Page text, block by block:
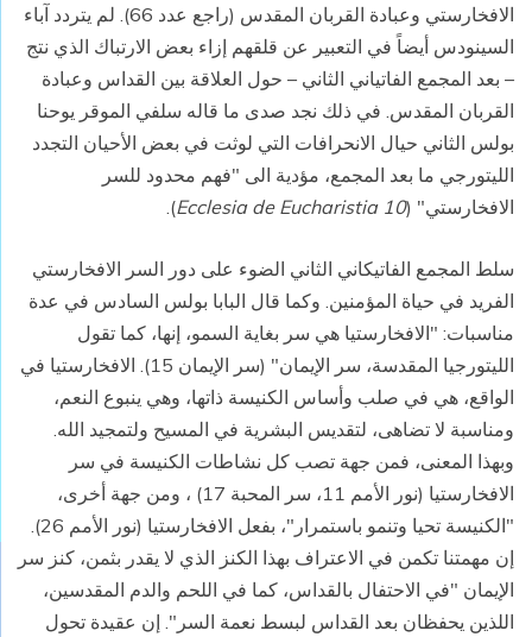
الافخارستي وعبادة القربان المقدس (راجع عدد 66). لم يتردد آباء
السينودس أيضاً في التعبير عن قلقهم إزاء بعض الارتباك الذي نتج
– بعد المجمع الفاتياني الثاني – حول العلاقة بين القداس وعبادة
القربان المقدس. في ذلك نجد صدى ما قاله سلفي الموقر يوحنا
بولس الثاني حيال الانحرافات التي لوثت في بعض الأحيان التجدد
الليتورجي ما بعد المجمع، مؤدية الى "فهم محدود للسر
الافخارستي" (
Ecclesia de Eucharistia10
).
سلط المجمع الفاتيكاني الثاني الضوء على دور السر الافخارستي
الفريد في حياة المؤمنين. وكما قال البابا بولس السادس في عدة
مناسبات: "الافخارستيا هي سر بغاية السمو، إنها، كما تقول
الليتورجيا المقدسة، سر الإيمان" (سر الإيمان 15). الافخارستيا في
الواقع، هي في صلب وأساس الكنيسة ذاتها، وهي ينبوع النعم،
ومناسبة لا تضاهى، لتقديس البشرية في المسيح ولتمجيد الله.
وبهذا المعنى، فمن جهة تصب كل نشاطات الكنيسة في سر
الافخارستيا (نور الأمم 11، سر المحبة 17) ، ومن جهة أخرى،
"الكنيسة تحيا وتنمو باستمرار"، بفعل الافخارستيا (نور الأمم 26).
إن مهمتنا تكمن في الاعتراف بهذا الكنز الذي لا يقدر بثمن، كنز سر
الإيمان "في الاحتفال بالقداس، كما في اللحم والدم المقدسين،
اللذين يحفظان بعد القداس لبسط نعمة السر". إن عقيدة تحول